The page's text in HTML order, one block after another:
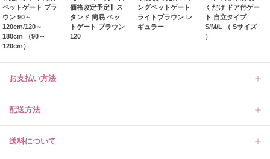
ペットゲート ブラ
ウン 90～
120cm/120～
180cm （90～
120cm）
価格改定予定】ス
タンド 簡易 ペッ
トゲート ブラウン
120
ングペットゲート
ライトブラウン レ
ギュラー
くだけ ドア付ゲー
ト 自立タイプ
S/M/L （ Sサイズ
）
お支払い方法
配送方法
送料について